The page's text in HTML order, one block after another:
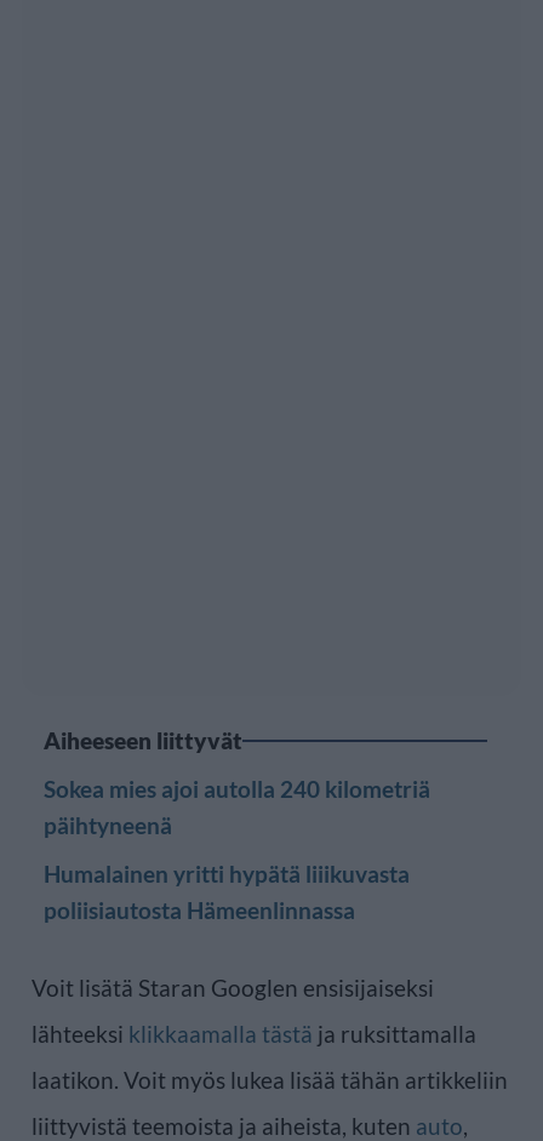
Aiheeseen liittyvät
Sokea mies ajoi autolla 240 kilometriä
päihtyneenä
Humalainen yritti hypätä liiikuvasta
poliisiautosta Hämeenlinnassa
Voit lisätä Staran Googlen ensisijaiseksi
lähteeksi klikkaamalla tästä ja ruksittamalla
laatikon. Voit myös lukea lisää tähän artikkeliin
liittyvistä teemoista ja aiheista, kuten auto,